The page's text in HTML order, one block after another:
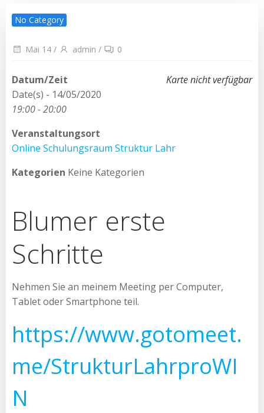
No Category
Mai 14 / admin / 0
Karte nicht verfügbar
Datum/Zeit
Date(s) - 14/05/2020
19:00 - 20:00
Veranstaltungsort
Online Schulungsraum Struktur Lahr
Kategorien Keine Kategorien
Blumer erste
Schritte
Nehmen Sie an meinem Meeting per Computer,
Tablet oder Smartphone teil.
https://www.gotomeet.
me/StrukturLahrproWI
N